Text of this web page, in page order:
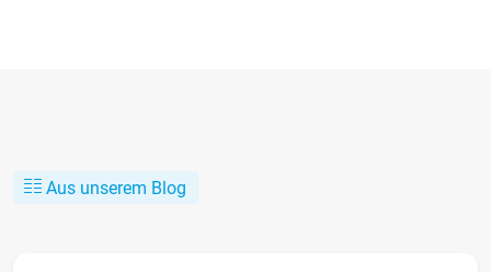
Aus unserem Blog